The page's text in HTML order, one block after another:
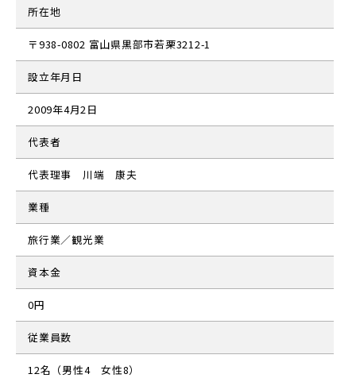
所在地
〒938-0802 富山県黒部市若栗3212-1
設立年月日
2009年4月2日
代表者
代表理事 川端 康夫
業種
旅行業／観光業
資本金
0円
従業員数
12名（男性4 女性8）